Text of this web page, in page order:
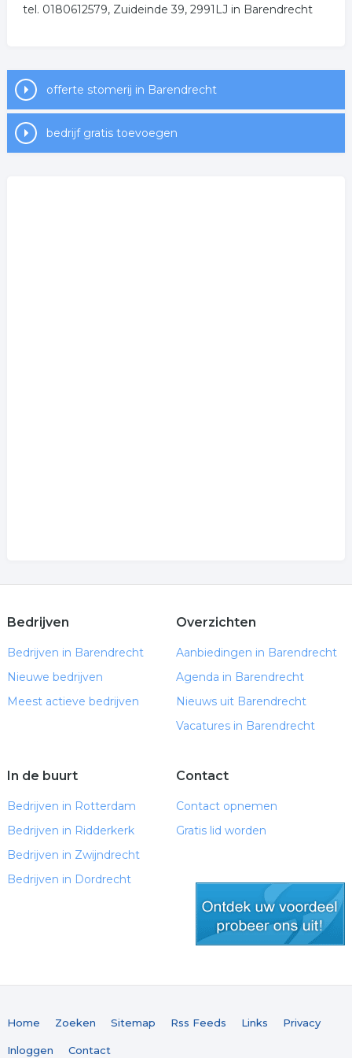
.tel. 0180612579, Zuideinde 39, 2991LJ in Barendrecht
offerte stomerij in Barendrecht
bedrijf gratis toevoegen
Bedrijven
Bedrijven in Barendrecht
Nieuwe bedrijven
Meest actieve bedrijven
Overzichten
Aanbiedingen in Barendrecht
Agenda in Barendrecht
Nieuws uit Barendrecht
Vacatures in Barendrecht
In de buurt
Bedrijven in Rotterdam
Bedrijven in Ridderkerk
Bedrijven in Zwijndrecht
Bedrijven in Dordrecht
Contact
Contact opnemen
Gratis lid worden
Home Zoeken Sitemap Rss Feeds Links Privacy
Inloggen Contact